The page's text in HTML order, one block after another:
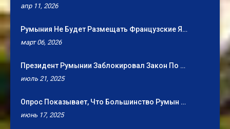
апр 11, 2026
Румыния Не Будет Размещать Французские Я…
март 06, 2026
Президент Румынии Заблокировал Закон По …
июль 21, 2025
Опрос Показывает, Что Большинство Румын …
июнь 17, 2025